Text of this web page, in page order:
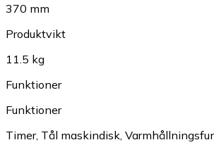
370 mm
Produktvikt
11.5 kg
Funktioner
Funktioner
Timer, Tål maskindisk